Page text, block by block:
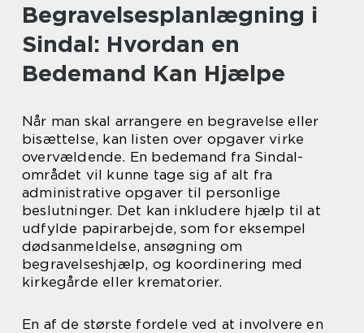
Begravelsesplanlægning i
Sindal: Hvordan en
Bedemand Kan Hjælpe
Når man skal arrangere en begravelse eller
bisættelse, kan listen over opgaver virke
overvældende. En bedemand fra Sindal-
området vil kunne tage sig af alt fra
administrative opgaver til personlige
beslutninger. Det kan inkludere hjælp til at
udfylde papirarbejde, som for eksempel
dødsanmeldelse, ansøgning om
begravelseshjælp, og koordinering med
kirkegårde eller krematorier.
En af de største fordele ved at involvere en